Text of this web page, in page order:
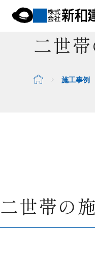
二世
施工事例
二世帯の